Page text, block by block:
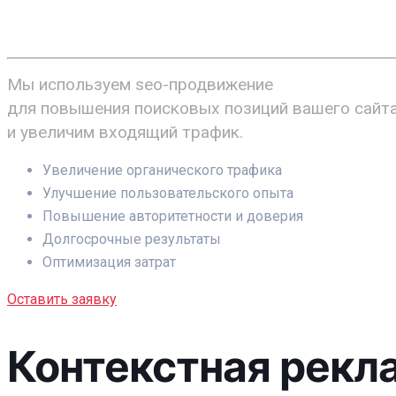
Мы используем seo-продвижение
для повышения поисковых позиций вашего
и увеличим входящий трафик.
Увеличение органического трафика
Улучшение пользовательского опыта
Повышение авторитетности и доверия
Долгосрочные результаты
Оптимизация затрат
Оставить заявку
Контекстная